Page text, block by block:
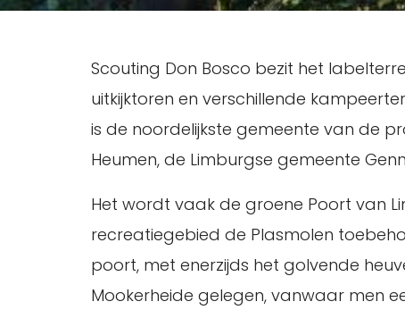
Scouting Don Bosco bezit het
uitkijktoren en verschillende
is de noordelijkste gemeente van de
Heumen, de Limburgse gemeente
Het wordt vaak de groene Poort van
recreatiegebied de Plasmolen
poort, met enerzijds het golvende
Mookerheide gelegen, vanwaar men